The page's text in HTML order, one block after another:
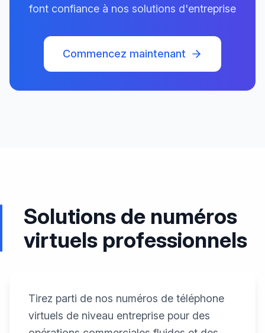
font confiance à nos solutions d'entreprise
Commencez maintenant
Solutions de numéros
virtuels professionnels
Tirez parti de nos numéros de téléphone
virtuels de niveau entreprise pour des